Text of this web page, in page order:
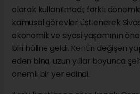
olarak kullanılmadı; farklı
kamusal görevler üstlenerek
ekonomik ve siyasi yaşamının
biri hâline geldi. Kentin değişen
eden bina, uzun yıllar boyunca
önemli bir yer edindi.